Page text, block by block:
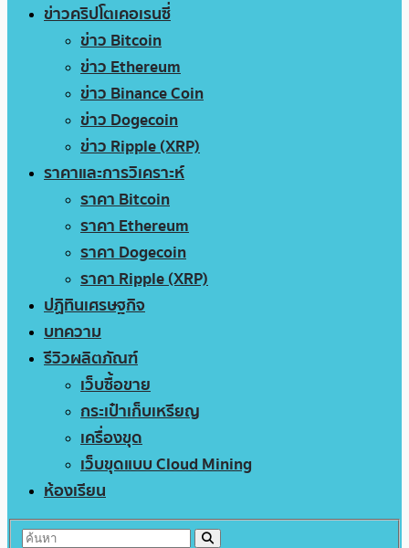
ข่าวคริปโตเคอเรนซี่
ข่าว Bitcoin
ข่าว Ethereum
ข่าว Binance Coin
ข่าว Dogecoin
ข่าว Ripple (XRP)
ราคาและการวิเคราะห์
ราคา Bitcoin
ราคา Ethereum
ราคา Dogecoin
ราคา Ripple (XRP)
ปฏิทินเศรษฐกิจ
บทความ
รีวิวผลิตภัณฑ์
เว็บซื้อขาย
กระเป๋าเก็บเหรียญ
เครื่องขุด
เว็บขุดแบบ Cloud Mining
ห้องเรียน